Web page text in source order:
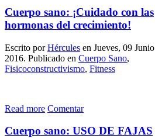
Cuerpo sano: ¡Cuidado con las
hormonas del crecimiento!
Escrito porHércules en Jueves, 09 Junio
2016. Publicado en Cuerpo Sano,
Fisicoconstructivismo, Fitness
Read more Comentar
Cuerpo sano: USO DE FAJAS